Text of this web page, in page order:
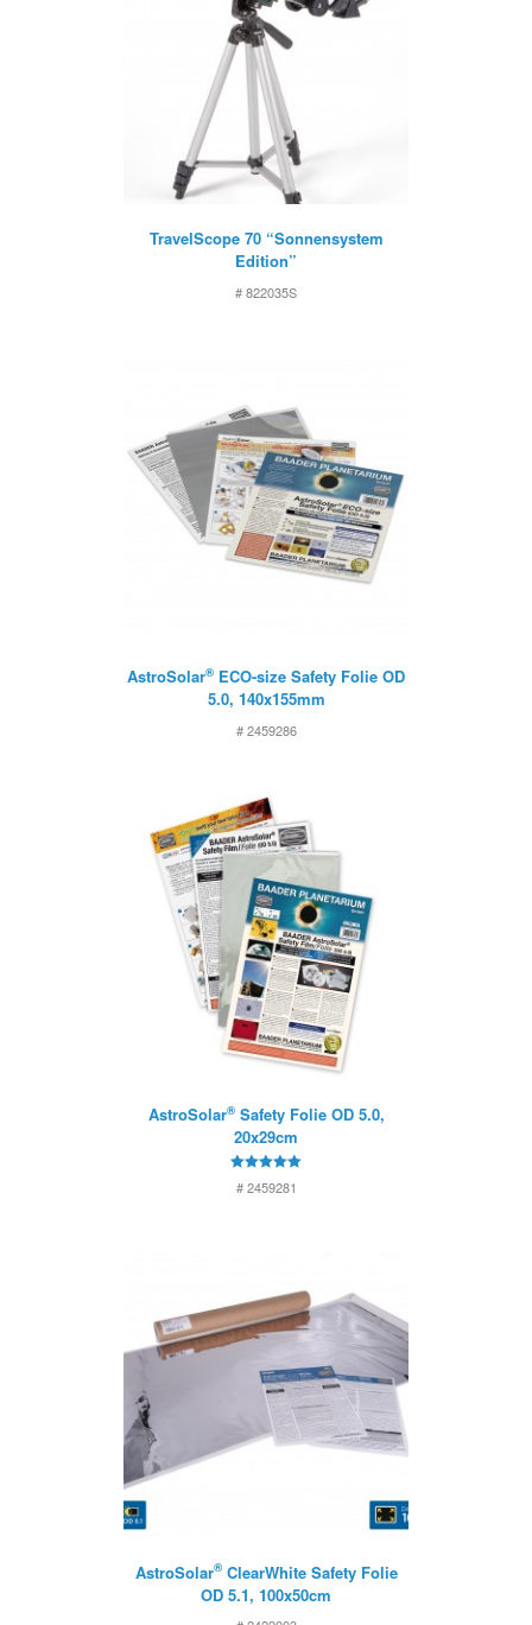
TravelScope 70 “Sonnensystem
Edition”
# 822035S
AstroSolar® ECO-size Safety Folie OD
5.0, 140x155mm
# 2459286
AstroSolar®Safety Folie OD 5.0,
20x29cm
5
von 5
# 2459281
AstroSolar®ClearWhite Safety Folie
OD 5.1, 100x50cm